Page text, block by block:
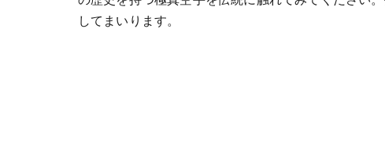
してまいります。